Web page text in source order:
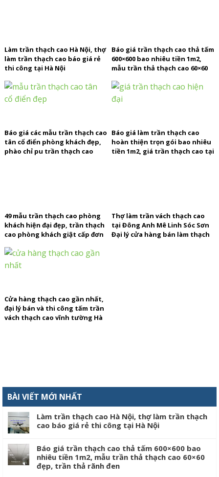
Làm trần thạch cao Hà Nội, thợ
làm trần thạch cao báo giá rẻ
thi công tại Hà Nội
Báo giá trần thạch cao thả tấm
600×600 bao nhiêu tiền 1m2,
mẫu trần thả thạch cao 60×60
Báo giá các mẫu trần thạch cao
tân cổ điển phòng khách đẹp,
phào chỉ pu trần thạch cao
Báo giá làm trần thạch cao
hoàn thiện trọn gói bao nhiêu
tiền 1m2, giá trần thạch cao tại
49 mẫu trần thạch cao phòng
khách hiện đại đẹp, trần thạch
cao phòng khách giật cấp đơn
Thợ làm trần vách thạch cao
tại Đông Anh Mê Linh Sóc Sơn
Đại lý cửa hàng bán làm thạch
Cửa hàng thạch cao gần nhất,
đại lý bán và thi công tấm trần
vách thạch cao vĩnh tường Hà
BÀI VIẾT MỚI NHẤT
Làm trần thạch cao Hà Nội, thợ làm trần thạch
cao báo giá rẻ thi công tại Hà Nội
Báo giá trần thạch cao thả tấm 600×600 bao
nhiêu tiền 1m2, mẫu trần thả thạch cao 60×60
đẹp, trần thả rãnh đen